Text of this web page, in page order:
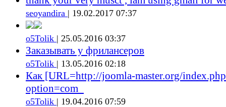
seoyandira | 19.02.2017 07:37
o5Tolik | 25.05.2016 03:37
Заказывать у фрилансеров
o5Tolik | 13.05.2016 02:18
Как [URL=http://joomla-master.org/
option=com_
o5Tolik | 19.04.2016 07:59